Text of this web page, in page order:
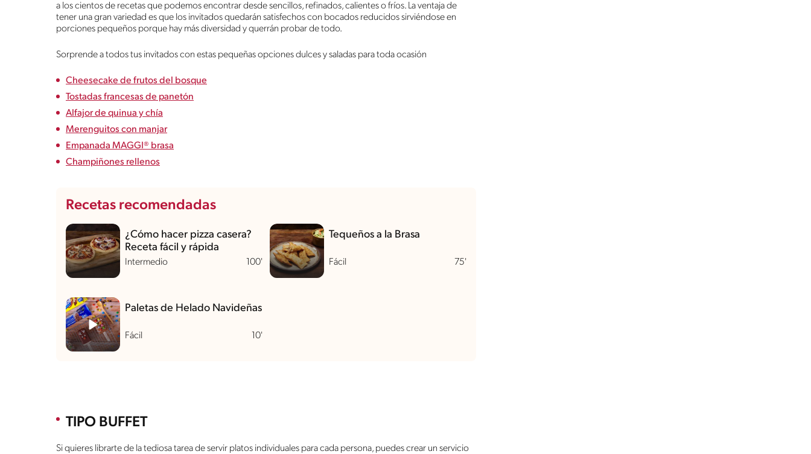
a los cientos de recetas que podemos encontrar desde sencillos, refinados, calientes o fríos. La ventaja de
tener una gran variedad es que los invitados quedarán satisfechos con bocados reducidos sirviéndose en
porciones pequeños porque hay más diversidad y querrán probar de todo.
Sorprende a todos tus invitados con estas pequeñas opciones dulces y saladas para toda ocasión
Cheesecake de frutos del bosque
Tostadas francesas de panetón
Alfajor de quinua y chía
Merenguitos con manjar
Empanada MAGGI® brasa
Champiñones rellenos
Recetas recomendadas
Intermedio 100'
¿Cómo hacer pizza casera?
Receta fácil y rápida
Fácil 75'
Tequeños a la Brasa
Fácil 10'
Paletas de Helado Navideñas
TIPO BUFFET
Si quieres librarte de la tediosa tarea de servir platos individuales para cada persona, puedes crear un servicio